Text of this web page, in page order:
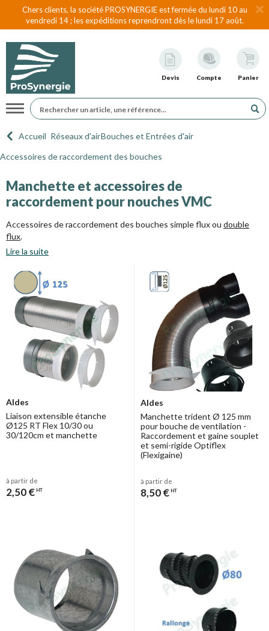
Chers clients, la société PROSYNERGIE est fermée du lundi 10 au
vendredi 14 ; les expéditions reprendront dès le lundi 17 août.
Devis Compte Panier
Navigation
Accueil Réseaux d'airBouches et Entrées d'air
Accessoires de raccordement des bouches
Manchette et accessoires de
raccordement pour nouches VMC
Accessoires de raccordement des bouches simple flux ou double
flux.
Lire la suite
Aldes
Liaison extensible étanche
Ø125 RT Flex 10/30 ou
30/120cm et manchette
à partir de
2,50 € HT
Aldes
Manchette trident Ø 125 mm
pour bouche de ventilation -
Raccordement et gaine souplet
et semi-rigide Optiflex
(Flexigaine)
à partir de
8,50 € HT